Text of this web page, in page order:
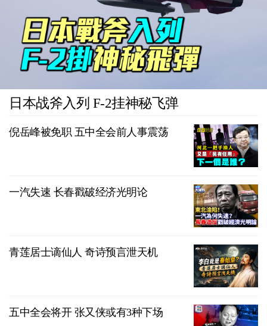
日本战斧入列 F-2挂神秘飞弹
倪岳峰被免职 五中全会前人事震荡
一汽失速 长春戳破经济光明论
青莲居士谪仙人 奇诗预言泄天机
五中全会将开 张又侠或有3种下场